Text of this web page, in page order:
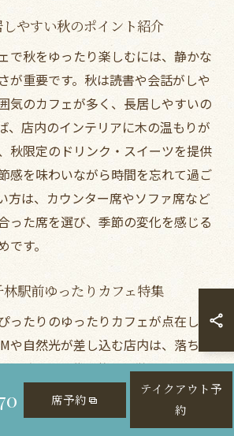
やすい秋のポイント紹介
で秋をゆったり楽しむには、静かな
が重要です。秋は読書や会話がしや
気のカフェが多く、長居しやすいの
、店内のインテリアに木の温もりが
秋限定のドリンク・スイーツを提供
感を味わいながら時間を忘れて過ご
方は、カウンター席やソファ席など
った席を選び、季節の変化を感じる
す。
駅前ゆったりカフェ特集
ったりのゆったりカフェが点在して
や自然光が差し込む店内は、落ち着
最適です。代表的な特徴として、季
自家製スイーツが楽しめる点が挙げ
の味覚を生かしたメニューを提供す
席予約
テイクアウト予
約